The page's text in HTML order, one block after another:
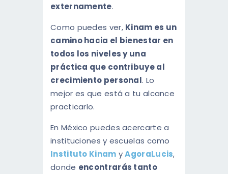
externamente.
Como puedes ver, Kinam es un
camino hacia el bienestar en
todos los niveles y una
práctica que contribuye al
crecimiento personal. Lo
mejor es que está a tu alcance
practicarlo.
En México puedes acercarte a
instituciones y escuelas como
Instituto Kinam yAgoraLucis,
donde encontrarás tanto